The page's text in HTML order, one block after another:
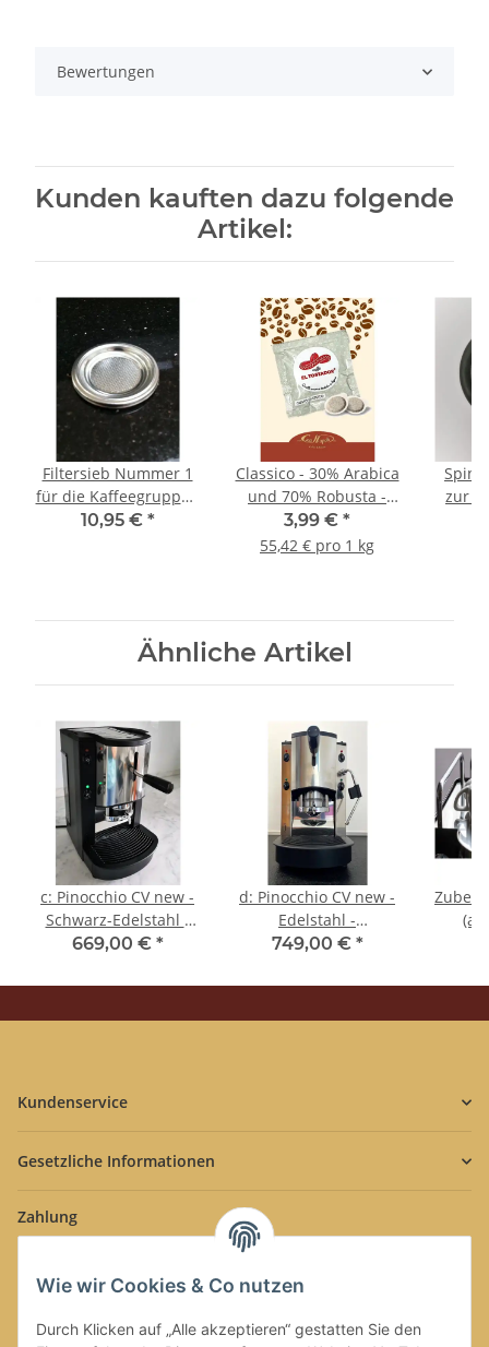
Wie wir Cookies & Co nutzen
Durch Klicken auf „Alle akzeptieren“ gestatten Sie den
Bewertungen
Kunden kauften dazu folgende
Artikel:
Filtersieb Nummer 1
für die Kaffeegruppe -
Espresso - 285 Löcher
10,95 € *
Classico - 30% Arabica
und 70% Robusta -
Holzröstung - Cialde -
Pads - 10 Stück - El
3,99 € *
55,42 € pro 1 kg
zur
Ähnliche Artikel
c: Pinocchio CV new -
Schwarz-Edelstahl -
Tassengestell aus
Spinel
669,00 € *
d: Pinocchio CV new -
Edelstahl -
Tassengestell aus
Spinel
749,00 € *
Kundenservice
Gesetzliche Informationen
Zahlung